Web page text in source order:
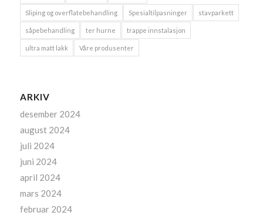
Sliping og overflatebehandling Spesialtilpasninger stavparkett
såpebehandling ter hurne trappe innstalasjon
ultra matt lakk Våre produsenter
ARKIV
desember 2024
august 2024
juli 2024
juni 2024
april 2024
mars 2024
februar 2024